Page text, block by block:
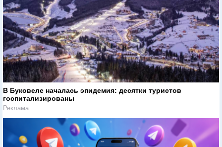
В Буковеле началась эпидемия: десятки туристов
госпитализированы
Реклама